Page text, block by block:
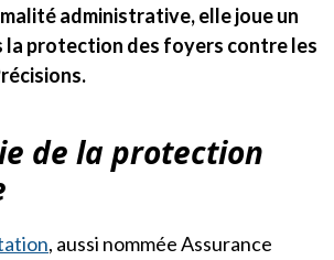
administrative, elle joue un
la protection des foyers contre les
de la protection
, aussi nommée Assurance